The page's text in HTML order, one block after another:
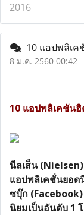
2016
10 แอปพลิเค
8 ม.ค. 2560 00:42
10 แอปพลิเคชันฮิ
นีลเส็น
แอปพลิเคชั่นยอด
ซบุ๊ก
นิยมเป็นอันดับ 1